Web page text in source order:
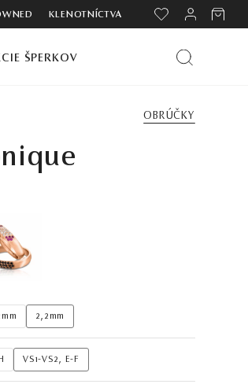
KLENOTNÍCTVA
ŠPERKOV
OBRÚČKY
2,2mm
VS1-VS2, E-F